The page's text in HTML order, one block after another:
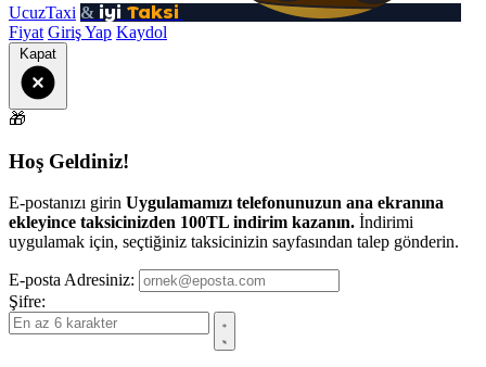
UcuzTaxi & iyi Taksi
Fiyat Giriş Yap Kaydol
Kapat
🎁
Hoş Geldiniz!
E-postanızı girin Uygulamamızı telefonunuzun ana ekranına
ekleyince taksicinizden 100TL indirim kazanın. İndirimi
uygulamak için, seçtiğiniz taksicinizin sayfasından talep gönderin.
E-posta Adresiniz:
Şifre: